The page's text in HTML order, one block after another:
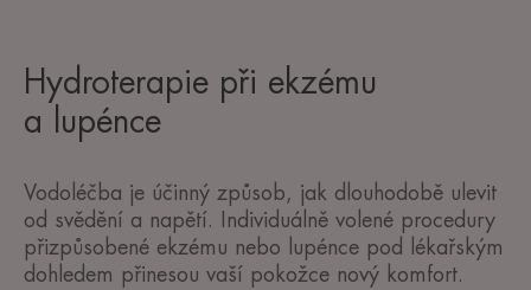
Hydroterapie při ekzému
a lupénce
Vodoléčba je účinný způsob, jak dlouhodobě ulevit
od svědění a napětí. Individuálně volené procedury
přizpůsobené ekzému nebo lupénce pod lékařským
dohledem přinesou vaší pokožce nový komfort.